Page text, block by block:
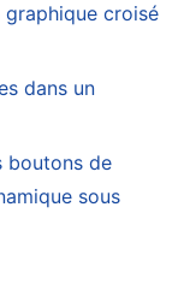
croisé
dans un
boutons de
sous